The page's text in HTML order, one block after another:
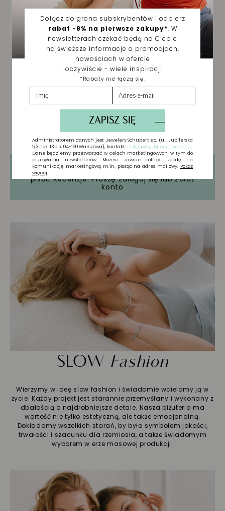
Tylko zarejestrowani użytkownicy mogą
pisać Recenzje. ProszęZaloguj sięlubZałóż
konto
SLOW Fashion
Wierzymy w ideę slow fashion i świadomie wcielamy ją w
życie. Każdy projekt jest starannie przemyślany i wykonany z
dbałością o najdrobniejsze detale. Nasza biżuteria ma
wartość nie tylko estetyczną, ale także emocjonalną.
Dokładamy wszelkich starań, by była symbolem jakości,
trwałości i szacunku dla rzemiosła, a także świadomym
wyborem w erze masowej produkcji.